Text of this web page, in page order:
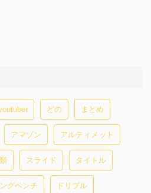
どの まとめ
アマゾン アルティメット
スライド タイトル
グベンチ ドリブル